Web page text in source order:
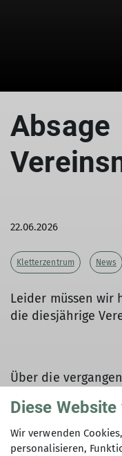
Absage
22.06.2026
Kletterzentrum News
Leider müssen wir
die diesjährige
Über die
und der Aufwand
stehen. Die letzte
Diese
Wir verwenden
personalisieren,